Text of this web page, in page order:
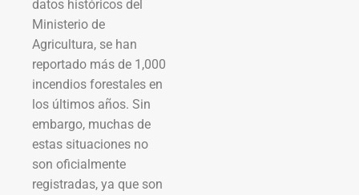
datos históricos del
Ministerio de
Agricultura, se han
reportado más de 1,000
incendios forestales en
los últimos años. Sin
embargo, muchas de
estas situaciones no
son oficialmente
registradas, ya que son